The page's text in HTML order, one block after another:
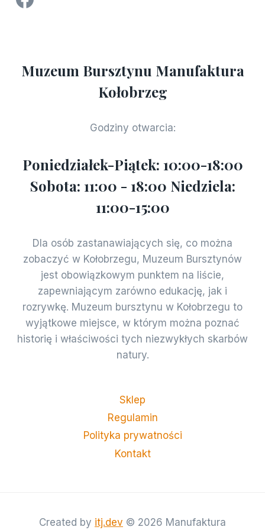
Muzeum Bursztynu Manufaktura
Kołobrzeg
Godziny otwarcia:
Poniedziałek-Piątek: 10:00-18:00
Sobota: 11:00 - 18:00 Niedziela:
11:00-15:00
Dla osób zastanawiających się, co można
zobaczyć w Kołobrzegu, Muzeum Bursztynów
jest obowiązkowym punktem na liście,
zapewniającym zarówno edukację, jak i
rozrywkę. Muzeum bursztynu w Kołobrzegu to
wyjątkowe miejsce, w którym można poznać
historię i właściwości tych niezwykłych skarbów
natury.
Sklep
Regulamin
Polityka prywatności
Kontakt
Created by itj.dev © 2026 Manufaktura